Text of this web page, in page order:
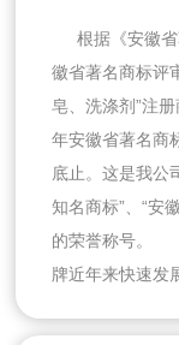
根据《安徽
徽省著名商标评
皂、洗涤剂”注
年安徽省著名商
底止。这是我公
知名商标”、“安
的荣誉称号。 “
牌近年来快速发